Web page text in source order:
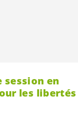
session en
les libertés